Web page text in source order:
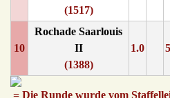
(1517)
10
Rochade Saarlouis
II
(1388)
1.0
= Die Runde wurde vom